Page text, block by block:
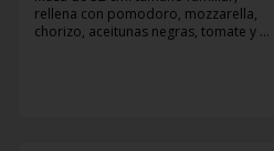
rellena con pomodoro, mozzarella,
chorizo, aceitunas negras, tomate y